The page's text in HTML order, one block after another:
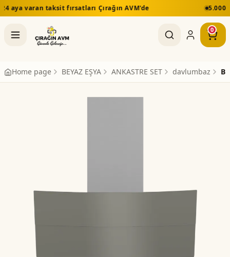
Çırağın AVM'de 5.000 TL üzeri alışverişlerde
0
Home page BEYAZ EŞYA ANKASTRE SET davlumbaz